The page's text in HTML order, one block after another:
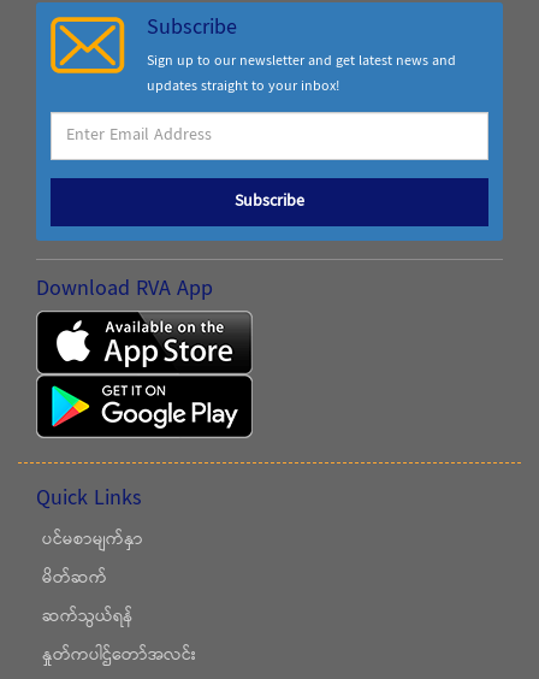
Subscribe
Sign up to our newsletter and get latest news and
updates straight to your inbox!
Subscribe
Download RVA App
Quick Links
ပင်မစာမျက်နှာ
မိတ်ဆက်
ဆက်သွယ်ရန်
နှုတ်ကပါဌ်တော်အလင်း